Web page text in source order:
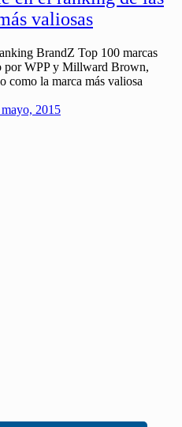
valiosas
BrandZ Top 100 marcas
por WPP y Millward Brown,
como la marca más valiosa
2015